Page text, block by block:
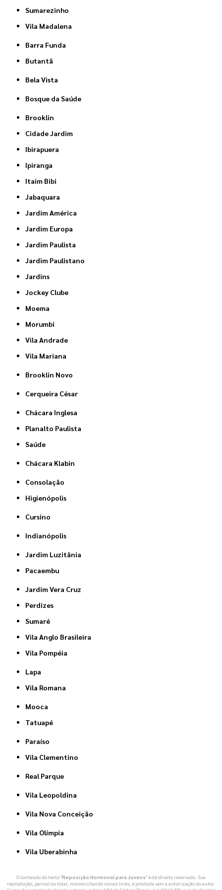
Sumarezinho
Vila Madalena
Barra Funda
Butantã
Bela Vista
Bosque da Saúde
Brooklin
Cidade Jardim
Ibirapuera
Ipiranga
Itaim Bibi
Jabaquara
Jardim América
Jardim Europa
Jardim Paulista
Jardim Paulistano
Jardins
Jockey Clube
Moema
Morumbi
Vila Andrade
Vila Mariana
Brooklin Novo
Cerqueira César
Chácara Inglesa
Planalto Paulista
Saúde
Chácara Klabin
Consolação
Higienópolis
Cursino
Indianópolis
Jardim Luzitânia
Pacaembu
Jardim Vera Cruz
Perdizes
Sumaré
Vila Anglo Brasileira
Vila Pompéia
Lapa
Vila Romana
Mooca
Tatuapé
Paraíso
Vila Clementino
Real Parque
Vila Leopoldina
Vila Nova Conceição
Vila Olímpia
Vila Uberabinha
O conteúdo do texto "Reposição Hormonal para Jovens" é de direito reservado. Sua
reprodução, parcial ou total, mesmo citando nossos links, é proibida sem a autorização do autor.